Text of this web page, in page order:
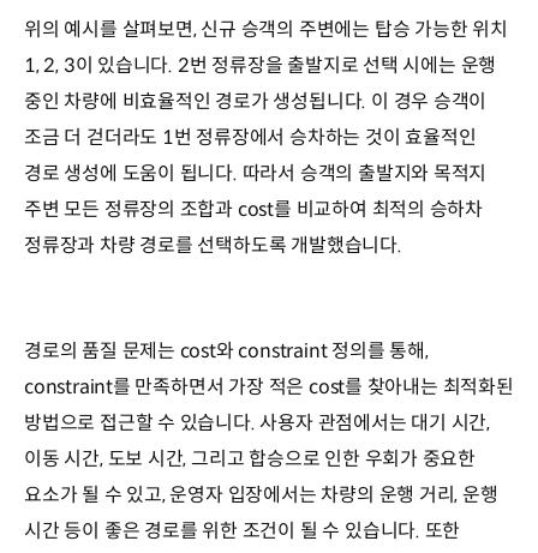
위의 예시를 살펴보면, 신규 승객의 주변에는 탑승 가능한 위치
1, 2, 3이 있습니다. 2번 정류장을 출발지로 선택 시에는 운행
중인 차량에 비효율적인 경로가 생성됩니다. 이 경우 승객이
조금 더 걷더라도 1번 정류장에서 승차하는 것이 효율적인
경로 생성에 도움이 됩니다. 따라서 승객의 출발지와 목적지
주변 모든 정류장의 조합과 cost를 비교하여 최적의 승하차
정류장과 차량 경로를 선택하도록 개발했습니다.
경로의 품질 문제는 cost와 constraint 정의를 통해,
constraint를 만족하면서 가장 적은 cost를 찾아내는 최적화된
방법으로 접근할 수 있습니다. 사용자 관점에서는 대기 시간,
이동 시간, 도보 시간, 그리고 합승으로 인한 우회가 중요한
요소가 될 수 있고, 운영자 입장에서는 차량의 운행 거리, 운행
시간 등이 좋은 경로를 위한 조건이 될 수 있습니다. 또한